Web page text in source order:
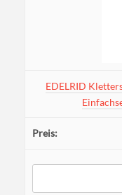
EDELRID